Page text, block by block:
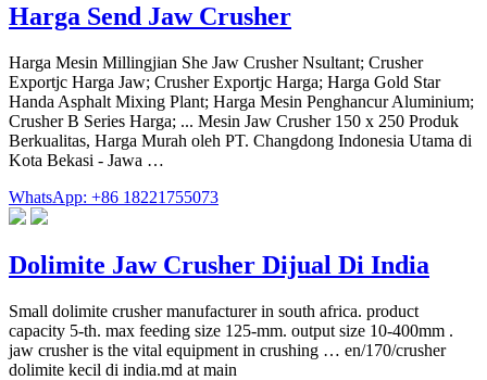
Harga Send Jaw Crusher
Harga Mesin Millingjian She Jaw Crusher Nsultant; Crusher
Exportjc Harga Jaw; Crusher Exportjc Harga; Harga Gold Star
Handa Asphalt Mixing Plant; Harga Mesin Penghancur Aluminium;
Crusher B Series Harga; ... Mesin Jaw Crusher 150 x 250 Produk
Berkualitas, Harga Murah oleh PT. Changdong Indonesia Utama di
Kota Bekasi - Jawa …
WhatsApp: +86 18221755073
Dolimite Jaw Crusher Dijual Di India
Small dolimite crusher manufacturer in south africa. product
capacity 5-th. max feeding size 125-mm. output size 10-400mm .
jaw crusher is the vital equipment in crushing … en/170/crusher
dolimite kecil di india.md at main